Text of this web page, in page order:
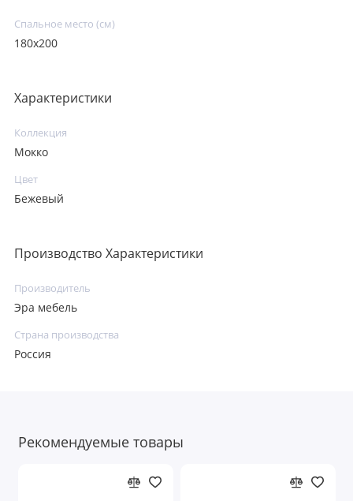
Спальное место (см)
180х200
Характеристики
Коллекция
Мокко
Цвет
Бежевый
Производство Характеристики
Производитель
Эра мебель
Страна производства
Россия
Рекомендуемые товары